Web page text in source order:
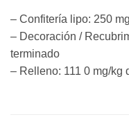
– Confitería lipo: 250
– Decoración /
terminado
– Relleno: 111 0 mg/kg